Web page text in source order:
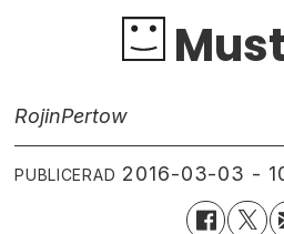
RojinPertow
PUBLICERAD 2016-03-03 -